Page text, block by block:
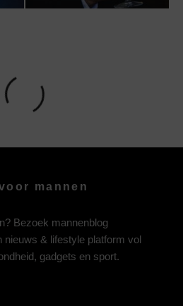
mannen
Bezoek mannenblog
nieuws & lifestyle platform vol
gadgets en sport.